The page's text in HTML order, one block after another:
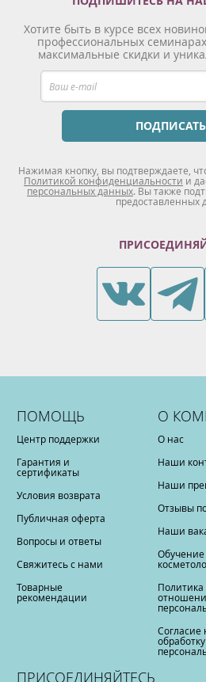
Хотите быть в курсе всех
профессиональных
максимальные скидки и
Нажимая кнопку, вы подтверждаете,
Политикой конфиденциальности и
персональных данных. Вы также
предоставленных
ПОМОЩЬ
Центр поддержки
Гарантия и
сертификаты
Условия возврата
Публичная оферта
Вопросы и ответы
Свяжитесь с нами
Товарные
рекомендации
О
О нас
Наши
Наши
Отзывы
Наши
Обучение
Политика
Согласие
обработку
ПРИСОЕДИНЯЙТЕСЬ